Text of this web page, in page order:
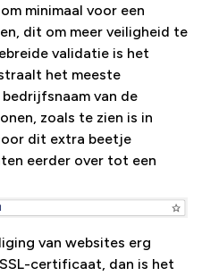
minimaal voor een
dit om meer veiligheid te
validatie is het
het meeste
van de
zoals te zien is in
dit extra beetje
eerder over tot een
van websites erg
certificaat, dan is het